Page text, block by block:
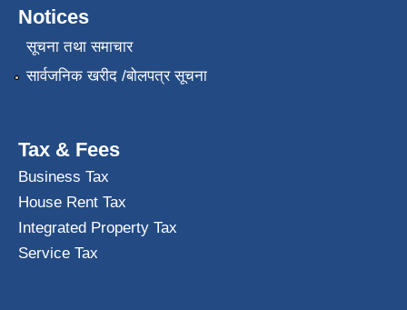
Notices
सूचना तथा समाचार
सार्वजनिक खरीद /बोलपत्र सूचना
Tax & Fees
Business Tax
House Rent Tax
Integrated Property Tax
Service Tax